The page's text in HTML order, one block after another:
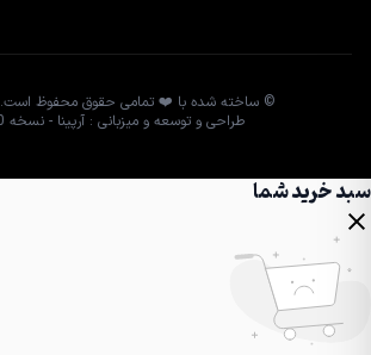
© ساخته شده با ❤️ تمامی حقوق محفوظ است. ١٣٩٤ - ١٤٠۵
طراحی و توسعه و میزبانی : آرپینا - نسخه 15.2.0
سبد خرید شما